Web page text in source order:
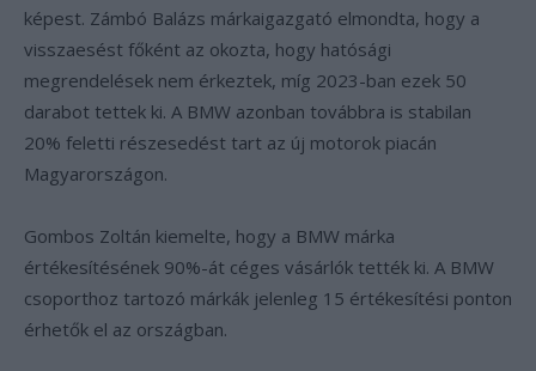
képest. Zámbó Balázs márkaigazgató elmondta, hogy a
visszaesést főként az okozta, hogy hatósági
megrendelések nem érkeztek, míg 2023-ban ezek 50
darabot tettek ki. A BMW azonban továbbra is stabilan
20% feletti részesedést tart az új motorok piacán
Magyarországon.
Gombos Zoltán kiemelte, hogy a BMW márka
értékesítésének 90%-át céges vásárlók tették ki. A BMW
csoporthoz tartozó márkák jelenleg 15 értékesítési ponton
érhetők el az országban.